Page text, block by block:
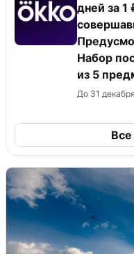
дней за 1
Набор
из 5
До 31